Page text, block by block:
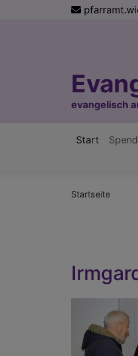
evangelisch
Start
Startseite